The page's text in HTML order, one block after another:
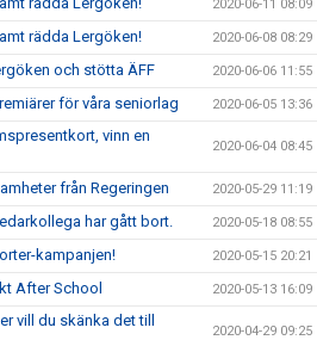
2020-06-11 08:09
rädda Lergöken! 2020-06-08 08:29
och stötta ÄFF 2020-06-06 11:55
för våra seniorlag 2020-06-05 13:36
vinn en
2020-06-04 08:45
från Regeringen 2020-05-29 11:19
har gått bort. 2020-05-18 08:55
kampanjen! 2020-05-15 20:21
After School 2020-05-13 16:09
vill du skänka det till
2020-04-29 09:25